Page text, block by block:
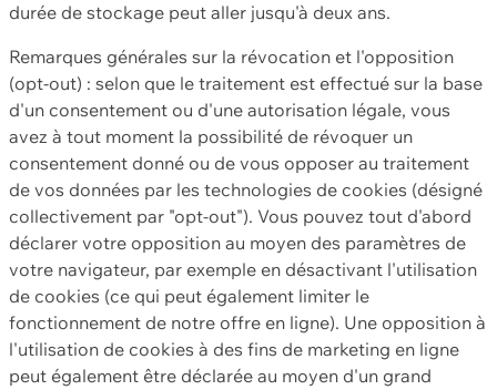
durée de stockage peut aller jusqu'à deux ans.
Remarques générales sur la révocation et l'opposition
(opt-out) : selon que le traitement est effectué sur la base
d'un consentement ou d'une autorisation légale, vous
avez à tout moment la possibilité de révoquer un
consentement donné ou de vous opposer au traitement
de vos données par les technologies de cookies (désigné
collectivement par "opt-out"). Vous pouvez tout d'abord
déclarer votre opposition au moyen des paramètres de
votre navigateur, par exemple en désactivant l'utilisation
de cookies (ce qui peut également limiter le
fonctionnement de notre offre en ligne). Une opposition à
l'utilisation de cookies à des fins de marketing en ligne
peut également être déclarée au moyen d'un grand